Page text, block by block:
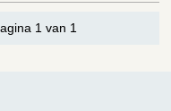
1 van 1